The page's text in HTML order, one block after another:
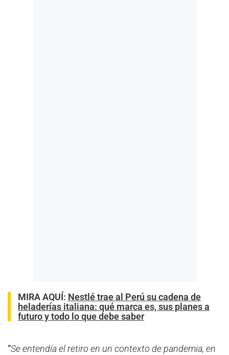
MIRA AQUÍ: Nestlé trae al Perú su cadena de
heladerías italiana: qué marca es, sus planes a
futuro y todo lo que debe saber
“Se entendía el retiro en un contexto de pandemia, en